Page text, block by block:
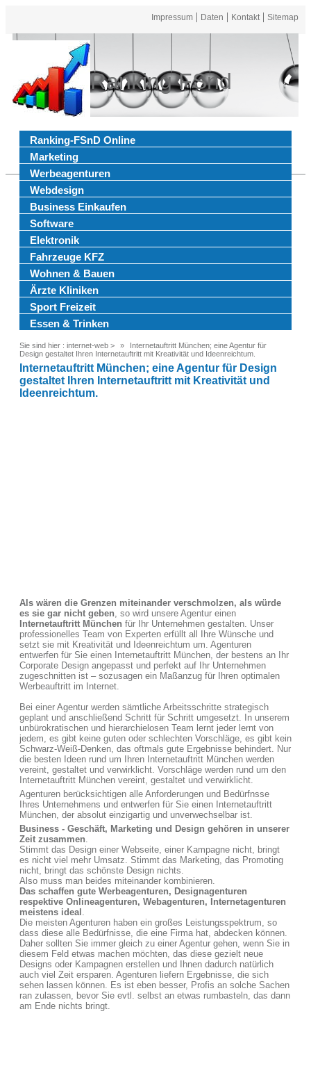
Impressum Daten Kontakt Sitemap
Ranking FSnd
Ranking-FSnD Online
Marketing
Werbeagenturen
Webdesign
Business Einkaufen
Software
Elektronik
Fahrzeuge KFZ
Wohnen & Bauen
Ärzte Kliniken
Sport Freizeit
Essen & Trinken
Sie sind hier : internet-web >
Internetauftritt München; eine Agentur für
Design gestaltet Ihren Internetauftritt mit Kreativität und Ideenreichtum.
Internetauftritt München; eine Agentur für Design
gestaltet Ihren Internetauftritt mit Kreativität und
Ideenreichtum.
Als wären die Grenzen miteinander verschmolzen, als würde
es sie gar nicht geben, so wird unsere Agentur einen
Internetauftritt München für Ihr Unternehmen gestalten. Unser
professionelles Team von Experten erfüllt all Ihre Wünsche und
setzt sie mit Kreativität und Ideenreichtum um. Agenturen
entwerfen für Sie einen Internetauftritt München, der bestens an Ihr
Corporate Design angepasst und perfekt auf Ihr Unternehmen
zugeschnitten ist – sozusagen ein Maßanzug für Ihren optimalen
Werbeauftritt im Internet.
Bei einer Agentur werden sämtliche Arbeitsschritte strategisch
geplant und anschließend Schritt für Schritt umgesetzt. In unserem
unbürokratischen und hierarchielosen Team lernt jeder lernt von
jedem, es gibt keine guten oder schlechten Vorschläge, es gibt kein
Schwarz-Weiß-Denken, das oftmals gute Ergebnisse behindert. Nur
die besten Ideen rund um Ihren Internetauftritt München werden
vereint, gestaltet und verwirklicht. Vorschläge werden rund um den
Internetauftritt München vereint, gestaltet und verwirklicht.
Agenturen berücksichtigen alle Anforderungen und Bedürfnsse
Ihres Unternehmens und entwerfen für Sie einen Internetauftritt
München, der absolut einzigartig und unverwechselbar ist.
Business - Geschäft, Marketing und Design gehören in unserer
Zeit zusammen.
Stimmt das Design einer Webseite, einer Kampagne nicht, bringt
es nicht viel mehr Umsatz. Stimmt das Marketing, das Promoting
nicht, bringt das schönste Design nichts.
Also muss man beides miteinander kombinieren.
Das schaffen gute Werbeagenturen, Designagenturen
respektive Onlineagenturen, Webagenturen, Internetagenturen
meistens ideal .
Die meisten Agenturen haben ein großes Leistungsspektrum, so
dass diese alle Bedürfnisse, die eine Firma hat, abdecken können.
Daher sollten Sie immer gleich zu einer Agentur gehen, wenn Sie in
diesem Feld etwas machen möchten, das diese gezielt neue
Designs oder Kampagnen erstellen und Ihnen dadurch natürlich
auch viel Zeit ersparen. Agenturen liefern Ergebnisse, die sich
sehen lassen können. Es ist eben besser, Profis an solche Sachen
ran zulassen, bevor Sie evtl. selbst an etwas rumbasteln, das dann
am Ende nichts bringt.